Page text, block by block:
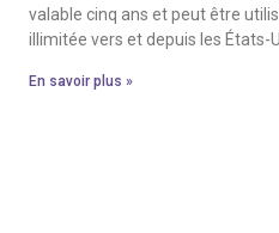
valable cinq ans et peut être
illimitée vers et depuis les États-
En savoir plus »